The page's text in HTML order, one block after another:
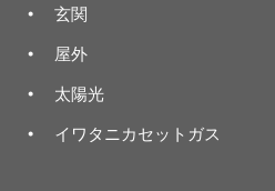
玄関
屋外
太陽光
イワタニカセットガス